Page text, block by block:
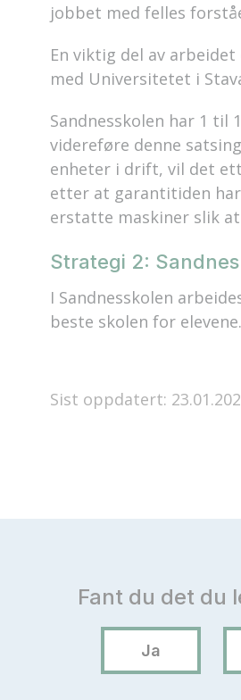
jobbet med felles
En viktig del av
med Universitetet i
Sandnesskolen har 1 til
videreføre denne
enheter i drift, vil det
etter at garantitiden
erstatte maskiner slik
Strategi 2:
I Sandnesskolen
beste skolen for elevene.
Sist oppdatert: